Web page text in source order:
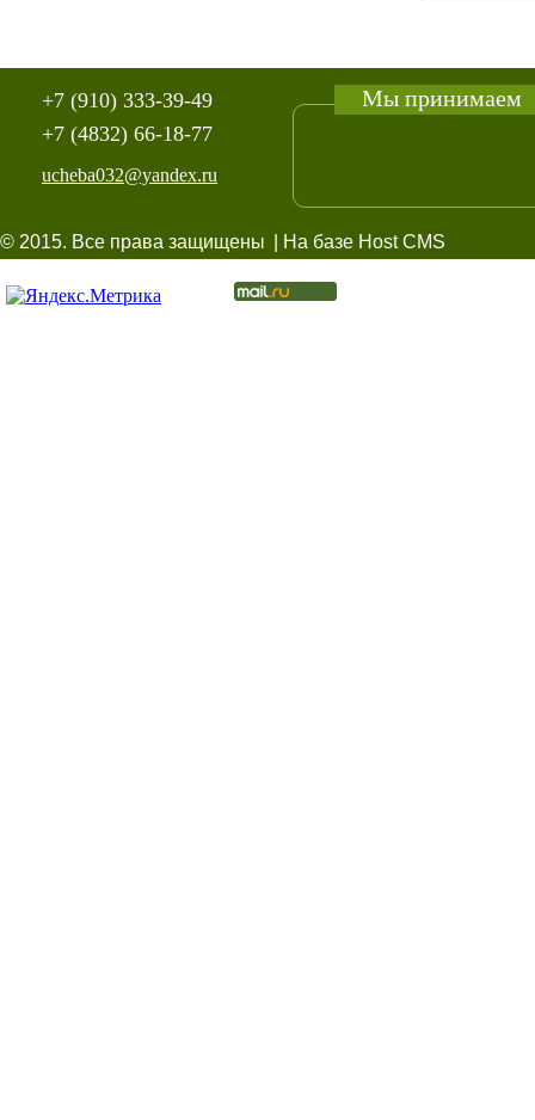
Мы принимаем
+7 (910) 333-39-49
+7 (4832) 66-18-77
ucheba032@yandex.ru
© 2015. Все права защищены | На базе Host CMS